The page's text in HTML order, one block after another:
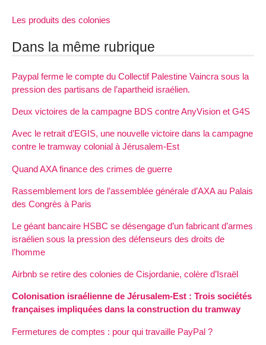
Les produits des colonies
Dans la même rubrique
Paypal ferme le compte du Collectif Palestine Vaincra sous la
pression des partisans de l’apartheid israélien.
Deux victoires de la campagne BDS contre AnyVision et G4S
Avec le retrait d’EGIS, une nouvelle victoire dans la campagne
contre le tramway colonial à Jérusalem-Est
Quand AXA finance des crimes de guerre
Rassemblement lors de l’assemblée générale d’AXA au Palais
des Congrès à Paris
Le géant bancaire HSBC se désengage d’un fabricant d’armes
israélien sous la pression des défenseurs des droits de
l’homme
Airbnb se retire des colonies de Cisjordanie, colère d’Israël
Colonisation israélienne de Jérusalem-Est : Trois sociétés
françaises impliquées dans la construction du tramway
Fermetures de comptes : pour qui travaille PayPal ?